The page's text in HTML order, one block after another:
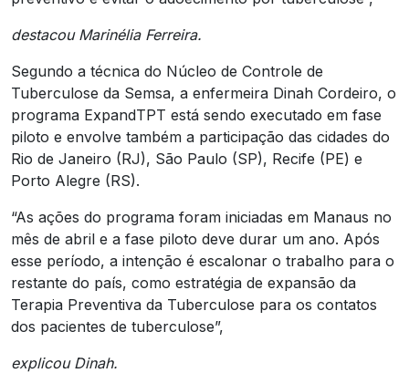
destacou Marinélia Ferreira.
Segundo a técnica do Núcleo de Controle de
Tuberculose da Semsa, a enfermeira Dinah Cordeiro, o
programa ExpandTPT está sendo executado em fase
piloto e envolve também a participação das cidades do
Rio de Janeiro (RJ), São Paulo (SP), Recife (PE) e
Porto Alegre (RS).
“As ações do programa foram iniciadas em Manaus no
mês de abril e a fase piloto deve durar um ano. Após
esse período, a intenção é escalonar o trabalho para o
restante do país, como estratégia de expansão da
Terapia Preventiva da Tuberculose para os contatos
dos pacientes de tuberculose”,
explicou Dinah.